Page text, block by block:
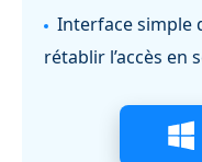
Interface simple
rétablir l’accès en